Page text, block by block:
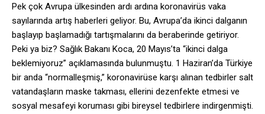
Pek çok Avrupa ülkesinden ardı ardına koronavirüs vaka
sayılarında artış haberleri geliyor. Bu, Avrupa’da ikinci dalganın
başlayıp başlamadığı tartışmalarını da beraberinde getiriyor.
Peki ya biz? Sağlık Bakanı Koca, 20 Mayıs’ta “ikinci dalga
beklemiyoruz” açıklamasında bulunmuştu. 1 Haziran’da Türkiye
bir anda “normalleşmiş,” koronavirüse karşı alınan tedbirler salt
vatandaşların maske takması, ellerini dezenfekte etmesi ve
sosyal mesafeyi koruması gibi bireysel tedbirlere indirgenmişti.